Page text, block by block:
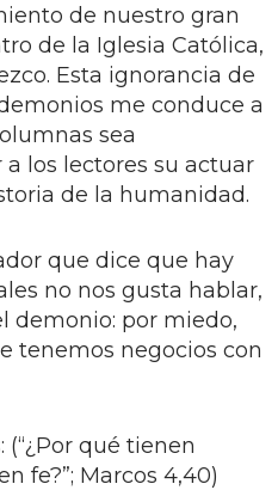
de nuestro gran
de la Iglesia Católica,
Esta ignorancia de
me conduce a
sea
los lectores su actuar
de la humanidad.
que dice que hay
no nos gusta hablar,
demonio: por miedo,
tenemos negocios con
qué tienen
fe?”; Marcos 4,40)